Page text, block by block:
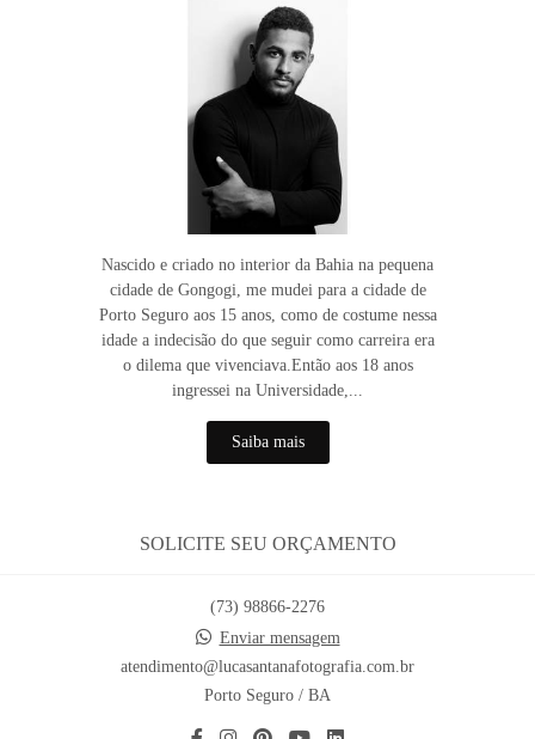
Nascido e criado no interior da Bahia na pequena
cidade de Gongogi, me mudei para a cidade de
Porto Seguro aos 15 anos, como de costume nessa
idade a indecisão do que seguir como carreira era
o dilema que vivenciava.Então aos 18 anos
ingressei na Universidade,...
Saiba mais
SOLICITE SEU ORÇAMENTO
(73) 98866-2276
Enviar mensagem
atendimento@lucasantanafotografia.com.br
Porto Seguro / BA